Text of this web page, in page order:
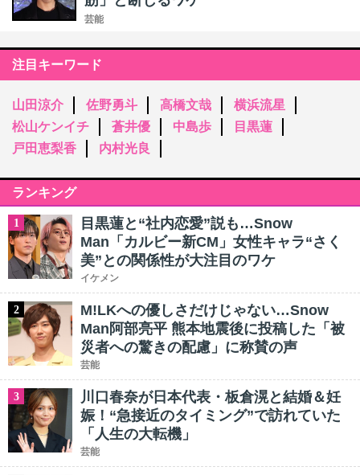
芸能
注目キーワード
山田涼介 佐野勇斗 高橋文哉
横浜流星
松山ケンイチ
蒼井優 中島歩
目黒蓮
戸田恵梨香
内村光良
ランキング
1
目黒蓮と“社内恋愛”説も…Snow
Man「カルビー新CM」女性キャラ“さく
美”との関係性が大注目のワケ
イケメン
2
M!LKへの優しさだけじゃない…Snow
Man阿部亮平 熊本地震後に投稿した「被
災者への驚きの配慮」に称賛の声
芸能
3
川口春奈が日本代表・板倉滉と結婚＆妊
娠！“急接近のタイミング”で訪れていた
「人生の大転機」
芸能